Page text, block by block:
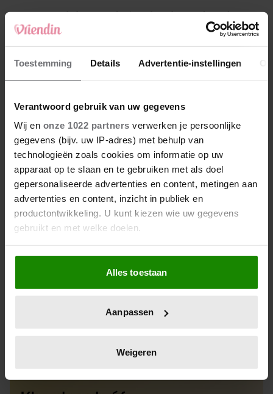
Toestemming Details Advertentie-instellingen
Verantwoord gebruik van uw gegevens
Wij en onze 1022 partners verwerken je persoonlijke
gegevens (bijv. uw IP-adres) met behulp van
technologieën zoals cookies om informatie op uw
apparaat op te slaan en te gebruiken met als doel
gepersonaliseerde advertenties en content, metingen aan
advertenties en content, inzicht in publiek en
productontwikkeling. U kunt kiezen wie uw gegevens
gebruikt en met welke doelen.
Als u het toestaat, willen we ook graag:
Informatie verzamelen over uw geografische
locatie, die tot een paar meter nauwkeurig kan zijn
scannen op specifieke eigenschappen (fingerprinting)
verwerkt en stel uw voorkeuren in het
intrekken in de Cookieverklaring.
Alles toestaan
Aanpassen
Weigeren
4 Makelaar Mandy: ‘Een bericht van de BN’er.
Een foto. Mijn lijf reageert’
5 Makelaar Mandy: ‘Vrijdagavond belde Bart.
Hij sprak eng kalm’
Nieuw